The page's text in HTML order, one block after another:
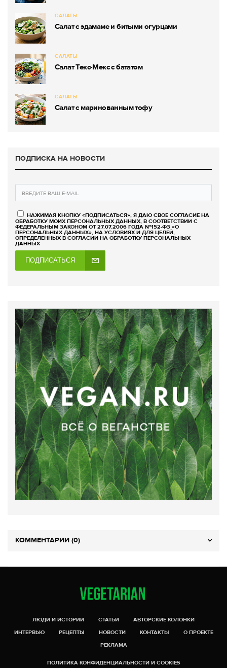
САЛАТЫ
Салат с эдамаме и битыми огурцами
САЛАТЫ
Салат Текс-Мекс с бататом
САЛАТЫ
Салат с маринованным тофу
ПОДПИСКА НА НОВОСТИ
НАЖИМАЯ КНОПКУ «ПОДПИСАТЬСЯ», Я ДАЮ СВОЕ СОГЛАСИЕ НА
ОБРАБОТКУ МОИХ ПЕРСОНАЛЬНЫХ ДАННЫХ, В СООТВЕТСТВИИ С
ФЕДЕРАЛЬНЫМ ЗАКОНОМ ОТ 27.07.2006 ГОДА №152-ФЗ «О
ПЕРСОНАЛЬНЫХ ДАННЫХ», НА УСЛОВИЯХ И ДЛЯ ЦЕЛЕЙ,
ОПРЕДЕЛЕННЫХ В СОГЛАСИИ НА ОБРАБОТКУ ПЕРСОНАЛЬНЫХ
ДАННЫХ
ПОДПИСАТЬСЯ
КОММЕНТАРИИ (0)
ЛЮДИ И ИСТОРИИ СТАТЬИ
АВТОРСКИЕ КОЛОНКИ
ИНТЕРВЬЮ
РЕЦЕПТЫ НОВОСТИ КОНТАКТЫ
О ПРОЕКТЕ
РЕКЛАМА
ПОЛИТИКА КОНФИДЕНЦИАЛЬНОСТИ И COOKIES